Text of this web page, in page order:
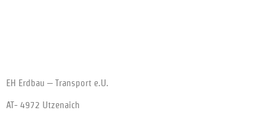
EH Erdbau – Transport e.U.
AT- 4972 Utzenaich